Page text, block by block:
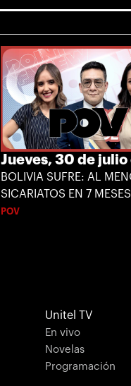
Jueves, 30 de
BOLIVIA SUFRE: AL
SICARIATOS EN 7
POV
Unitel TV
En vivo
Novelas
Programación